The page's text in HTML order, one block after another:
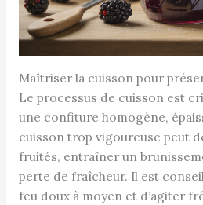
Maîtriser la cuisson pour
Le processus de cuisson est
une confiture homogène,
cuisson trop vigoureuse peut
fruités, entraîner un
perte de fraîcheur. Il est
feu doux à moyen et d’agiter